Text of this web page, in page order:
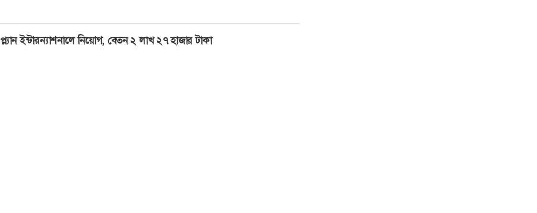
প্ল্যান ইন্টারন্যাশনালে নিয়োগ, বেতন ২ লাখ ২৭ হাজার টাকা